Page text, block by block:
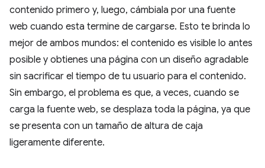
contenido primero y, luego, cámbiala por una fuente
web cuando esta termine de cargarse. Esto te brinda lo
mejor de ambos mundos: el contenido es visible lo antes
posible y obtienes una página con un diseño agradable
sin sacrificar el tiempo de tu usuario para el contenido.
Sin embargo, el problema es que, a veces, cuando se
carga la fuente web, se desplaza toda la página, ya que
se presenta con un tamaño de altura de caja
ligeramente diferente.